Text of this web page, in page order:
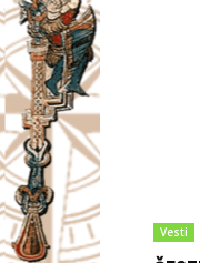
Vesti